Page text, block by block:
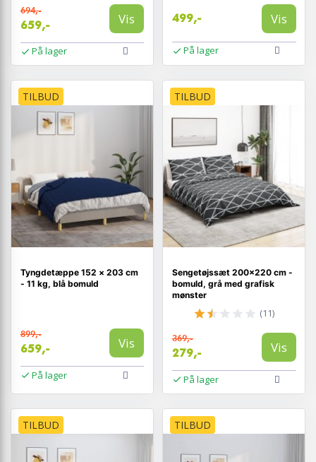
694,-
659,- Vis
På lager
499,- Vis
På lager
TILBUD
Tyngdetæppe 152 × 203 cm
- 11 kg, blå bomuld
899,-
659,- Vis
På lager
TILBUD
Sengetøjssæt 200×220 cm -
bomuld, grå med grafisk
mønster
(11)
369,-
279,- Vis
På lager
TILBUD TILBUD